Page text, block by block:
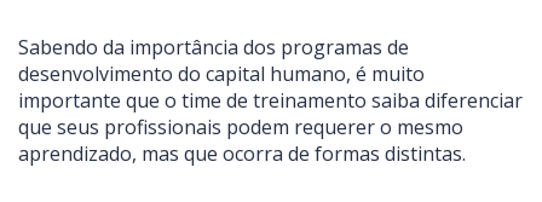
Sabendo da importância dos programas de
desenvolvimento do capital humano, é muito
importante que o time de treinamento saiba diferenciar
que seus profissionais podem requerer o mesmo
aprendizado, mas que ocorra de formas distintas.